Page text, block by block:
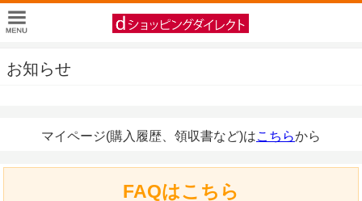
お知らせ
マイページ(購入履歴、領収書など)はこちらから
FAQはこちら